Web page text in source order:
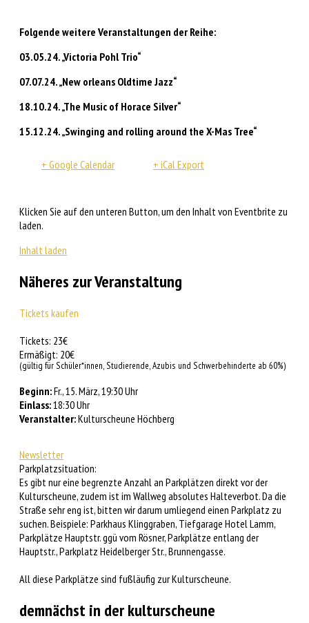
Folgende weitere Veranstaltungen der Reihe:
03.05.24. „Victoria Pohl Trio“
07.07.24. „New orleans Oldtime Jazz“
18.10.24. „The Music of Horace Silver“
15.12.24. „Swinging and rolling around the X-Mas Tree“
+ Google Calendar + iCal Export
Klicken Sie auf den unteren Button, um den Inhalt von Eventbrite zu
laden.
Inhalt laden
Näheres zur Veranstaltung
Tickets kaufen
Tickets: 23€
Ermäßigt: 20€
(gültig für Schüler*innen, Studierende, Azubis und Schwerbehinderte ab 60%)
Beginn:Fr., 15. März, 19:30 Uhr
Einlass:18:30 Uhr
Veranstalter:Kulturscheune Höchberg
Newsletter
Parkplatzsituation:
Es gibt nur eine begrenzte Anzahl an Parkplätzen direkt vor der
Kulturscheune, zudem ist im Wallweg absolutes Halteverbot. Da die
Straße sehr eng ist, bitten wir darum umliegend einen Parkplatz zu
suchen. Beispiele: Parkhaus Klinggraben, Tiefgarage Hotel Lamm,
Parkplätze Hauptstr. ggü vom Rösner, Parkplätze entlang der
Hauptstr., Parkplatz Heidelberger Str., Brunnengasse.
All diese Parkplätze sind fußläufig zur Kulturscheune.
demnächst in der kulturscheune